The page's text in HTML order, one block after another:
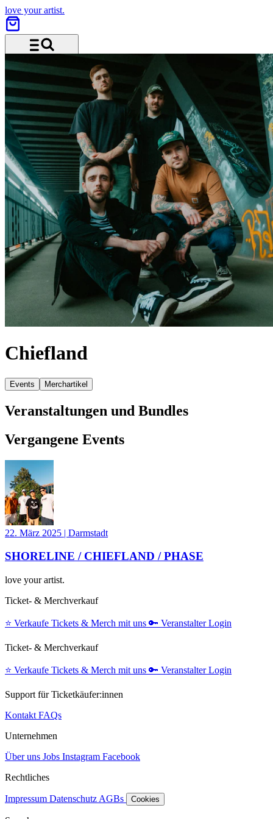
love your artist.
Menü und Suche
Chiefland
Events Merchartikel
Veranstaltungen und Bundles
Vergangene Events
22. März 2025 | Darmstadt
SHORELINE / CHIEFLAND / PHASE
love your artist.
Ticket- & Merchverkauf
⭐️ Verkaufe Tickets & Merch mit uns 🔑 Veranstalter Login
Ticket- & Merchverkauf
⭐️ Verkaufe Tickets & Merch mit uns 🔑 Veranstalter Login
Support für Ticketkäufer:innen
Kontakt FAQs
Unternehmen
Über uns Jobs Instagram Facebook
Rechtliches
Impressum Datenschutz AGBs Cookies